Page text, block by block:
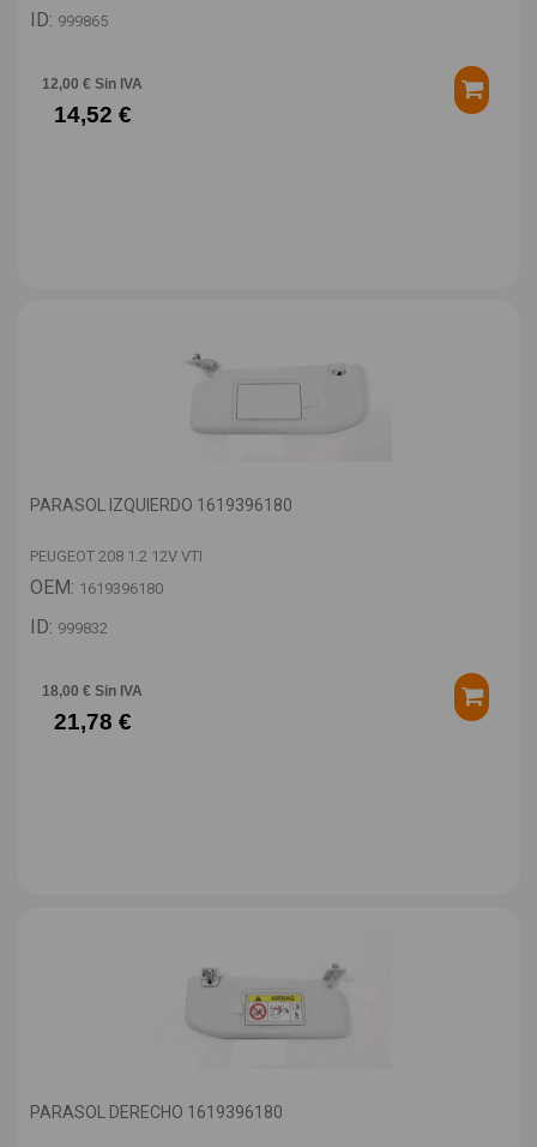
ID: 999865
12,00 € Sin IVA
14,52 €
PARASOL IZQUIERDO 1619396180
PEUGEOT 208 1.2 12V VTI
OEM: 1619396180
ID: 999832
18,00 € Sin IVA
21,78 €
PARASOL DERECHO 1619396180